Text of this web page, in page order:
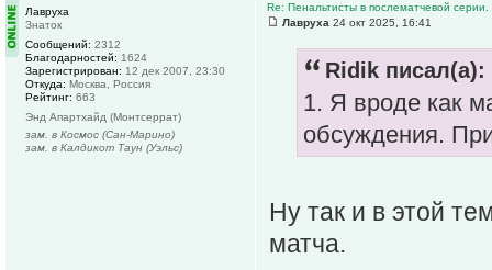
Re: Пенальтисты в послематчевой серии.
Лавруха 24 окт 2025, 16:41
Ridik писал(а):
1. Я вроде как
обсуждения.
Ну так и в этой
матча.
Лавруха
Знаток
Сообщений: 2312
Благодарностей: 1624
Зарегистрирован: 12 дек 2007, 23:30
Откуда: Москва, Россия
Рейтинг: 663
Энд Апартхайд (Монтсеррат)
зам. в Космос (Сан-Марино)
зам. в Калдикот Таун (Уэльс)